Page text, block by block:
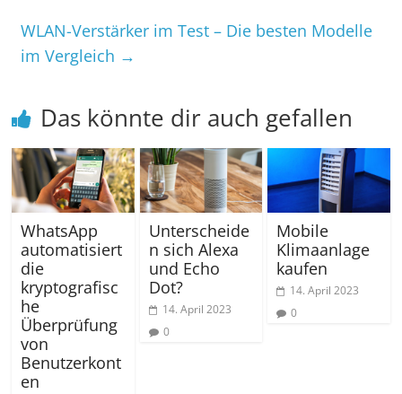
WLAN-Verstärker im Test – Die besten Modelle
im Vergleich →
Das könnte dir auch gefallen
WhatsApp
automatisiert
die
kryptografisc
he
Überprüfung
von
Benutzerkont
en
Unterscheide
n sich Alexa
und Echo
Dot?
14. April 2023
0
Mobile
Klimaanlage
kaufen
14. April 2023
0